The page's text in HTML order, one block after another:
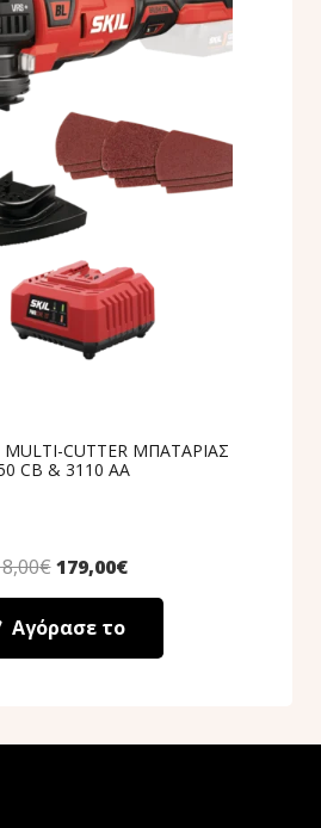
CUTTER ΜΠΑΤΑΡΙΑΣ
CB & 3110 AA
€ 179,00€
Αγόρασε το